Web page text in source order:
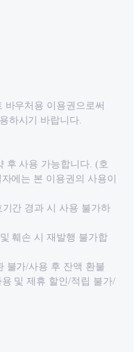
바우처용 이용권으로써
하시기 바랍니다.
후 사용 가능합니다. (호
에는 본 이용권의 사용이
간 경과 시 사용 불가하
훼손 시 재발행 불가합
불가/사용 후 잔액 환불
및 제휴 할인/적립 불가/